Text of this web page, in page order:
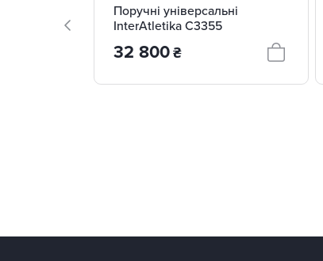
Поручні універсальні
InterAtletika C3355
32 800₴